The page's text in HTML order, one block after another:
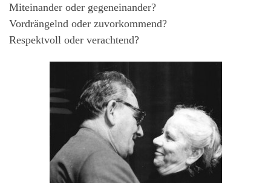
Miteinander oder gegeneinander?
Vordrängelnd oder zuvorkommend?
Respektvoll oder verachtend?